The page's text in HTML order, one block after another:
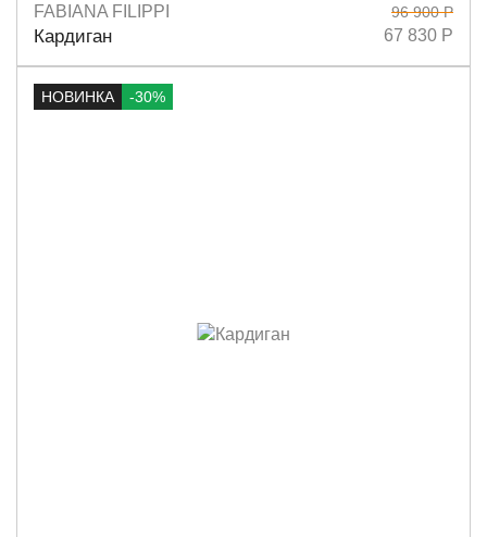
Размеры
FABIANA FILIPPI
Кардиган
96 900 Р
67 830 Р
НОВИНКА -30%